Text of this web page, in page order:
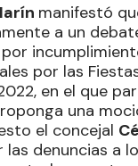
manifestó
a un
por las
en el que
una
el concejal
las denuncias a